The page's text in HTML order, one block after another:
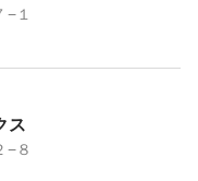
１
ス
−８